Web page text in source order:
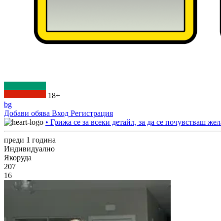
18+
bg
Добави обява Вход Регистрация
• Грижа се за всеки детайл, за да се почувстваш
преди 1 година
Индивидуално
Якоруда
207
16